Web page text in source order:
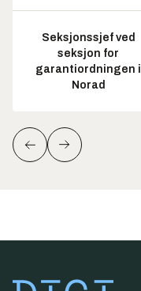
Seksjonssjef ved
seksjon for
garantiordningen i
Norad